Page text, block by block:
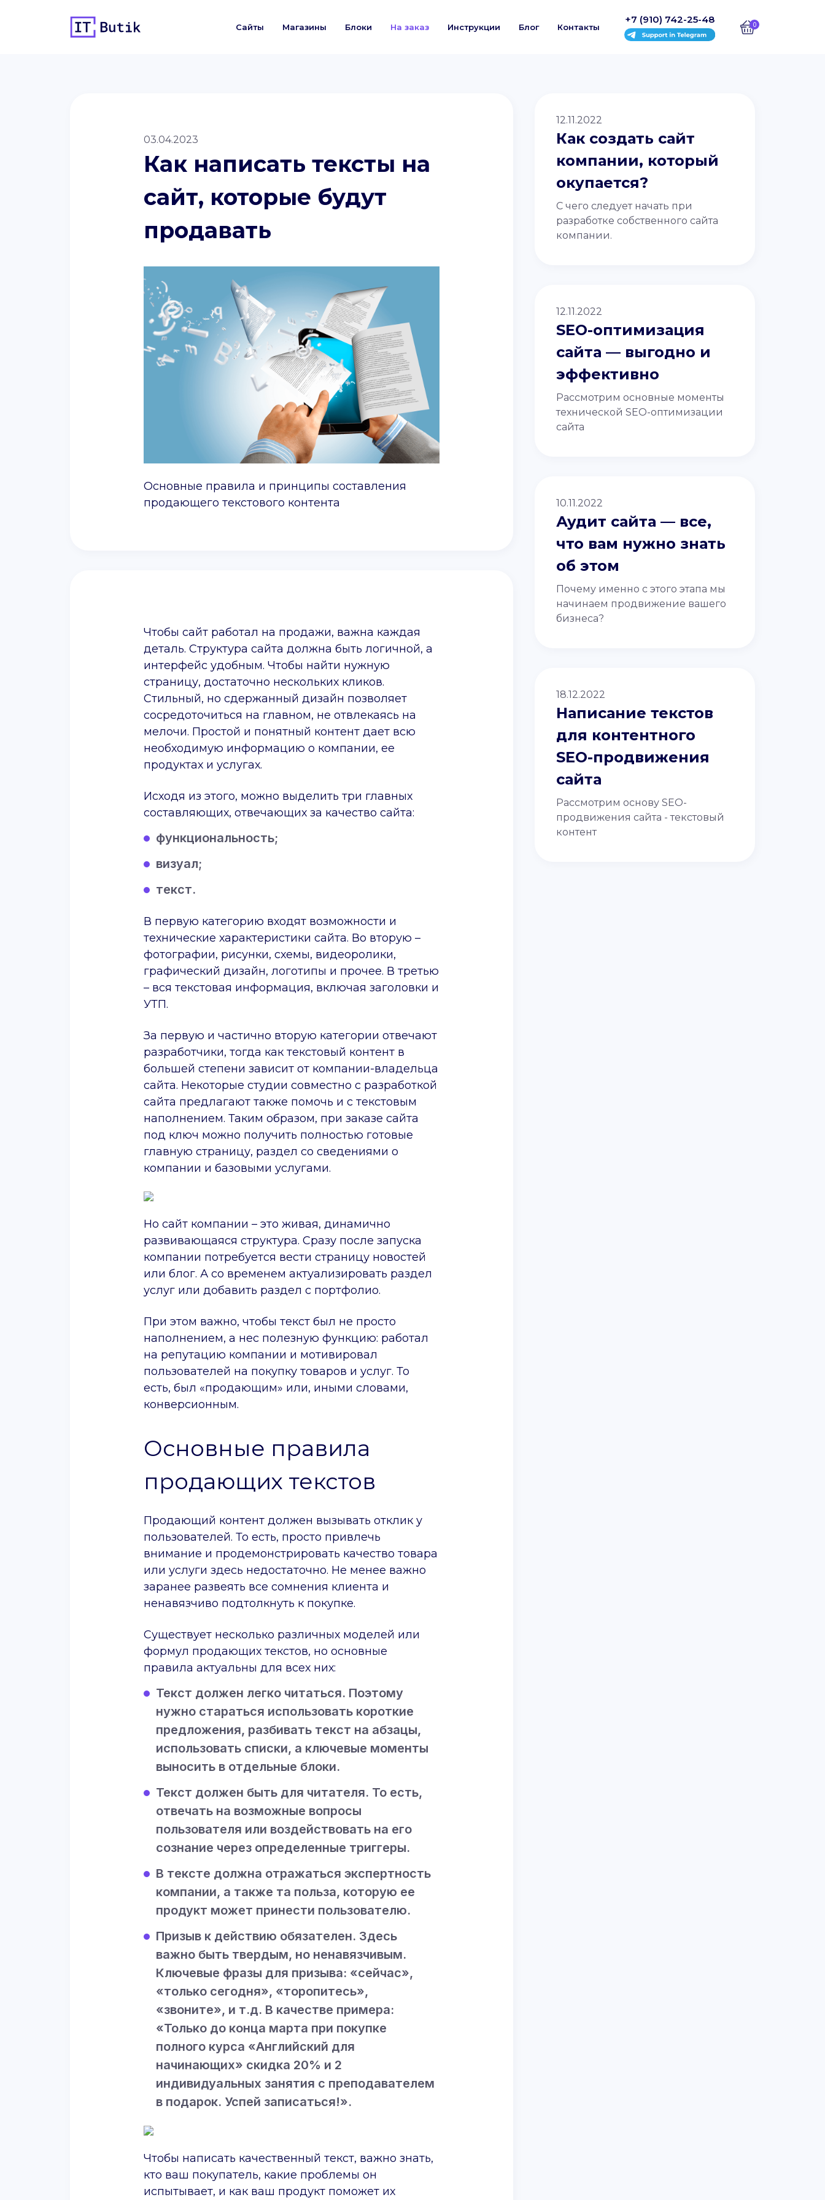
Сайты Магазины Блоки На заказ Инструкции Блог Контакты
+7 (910) 742-25-48 0
03.04.2023
Как написать тексты на
сайт, которые будут
продавать
Основные правила и принципы составления
продающего текстового контента
Чтобы сайт работал на продажи, важна каждая
деталь. Структура сайта должна быть логичной, а
интерфейс удобным. Чтобы найти нужную
страницу, достаточно нескольких кликов.
Стильный, но сдержанный дизайн позволяет
сосредоточиться на главном, не отвлекаясь на
мелочи. Простой и понятный контент дает всю
необходимую информацию о компании, ее
продуктах и услугах.
Исходя из этого, можно выделить три главных
составляющих, отвечающих за качество сайта:
функциональность;
визуал;
текст.
В первую категорию входят возможности и
технические характеристики сайта. Во вторую –
фотографии, рисунки, схемы, видеоролики,
графический дизайн, логотипы и прочее. В третью
– вся текстовая информация, включая заголовки и
УТП.
За первую и частично вторую категории отвечают
разработчики, тогда как текстовый контент в
большей степени зависит от компании-владельца
сайта. Некоторые студии совместно с разработкой
сайта предлагают также помочь и с текстовым
наполнением. Таким образом, при заказе сайта
под ключ можно получить полностью готовые
главную страницу, раздел со сведениями о
компании и базовыми услугами.
Но сайт компании – это живая, динамично
развивающаяся структура. Сразу после запуска
компании потребуется вести страницу новостей
или блог. А со временем актуализировать раздел
услуг или добавить раздел с портфолио.
При этом важно, чтобы текст был не просто
наполнением, а нес полезную функцию: работал
на репутацию компании и мотивировал
пользователей на покупку товаров и услуг. То
есть, был «продающим» или, иными словами,
конверсионным.
Основные правила
продающих текстов
Продающий контент должен вызывать отклик у
пользователей. То есть, просто привлечь
внимание и продемонстрировать качество товара
или услуги здесь недостаточно. Не менее важно
заранее развеять все сомнения клиента и
ненавязчиво подтолкнуть к покупке.
Существует несколько различных моделей или
формул продающих текстов, но основные
правила актуальны для всех них:
Текст должен легко читаться. Поэтому
нужно стараться использовать короткие
предложения, разбивать текст на абзацы,
использовать списки, а ключевые моменты
выносить в отдельные блоки.
Текст должен быть для читателя. То есть,
отвечать на возможные вопросы
пользователя или воздействовать на его
сознание через определенные триггеры.
В тексте должна отражаться экспертность
компании, а также та польза, которую ее
продукт может принести пользователю.
Призыв к действию обязателен. Здесь
важно быть твердым, но ненавязчивым.
Ключевые фразы для призыва: «сейчас»,
«только сегодня», «торопитесь»,
«звоните», и т.д. В качестве примера:
«Только до конца марта при покупке
полного курса «Английский для
начинающих» скидка 20% и 2
индивидуальных занятия с преподавателем
в подарок. Успей записаться!».
Чтобы написать качественный текст, важно знать,
кто ваш покупатель, какие проблемы он
испытывает, и как ваш продукт поможет их
12.11.2022
Как создать сайт
компании, который
окупается?
С чего следует начать при
разработке собственного сайта
компании.
12.11.2022
SEO-оптимизация
сайта — выгодно и
эффективно
Рассмотрим основные моменты
технической SEO-оптимизации
сайта
10.11.2022
Аудит сайта — все,
что вам нужно знать
об этом
Почему именно с этого этапа мы
начинаем продвижение вашего
бизнеса?
18.12.2022
Написание текстов
для контентного
SEO-продвижения
сайта
Рассмотрим основу SEO-
продвижения сайта - текстовый
контент